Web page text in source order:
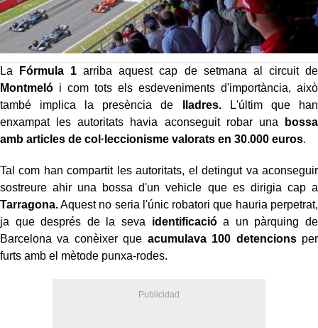
La Fórmula 1 arriba aquest cap de setmana al circuit de
Montmeló i com tots els esdeveniments d'importància, això
també implica la presència de
lladres.L'últim que han
enxampat les autoritats havia aconseguit robar una
bossa
amb articles de col·leccionisme valorats en 30.000 euros.
Tal com han compartit les autoritats, el detingut va aconseguir
sostreure ahir una bossa d'un vehicle que es dirigia cap a
Tarragona.Aquest no seria l'únic robatori que hauria perpetrat,
ja que després de la seva identificacióa un pàrquing de
Barcelona va conèixer que acumulava 100 detencionsper
furts amb el mètode punxa-rodes.